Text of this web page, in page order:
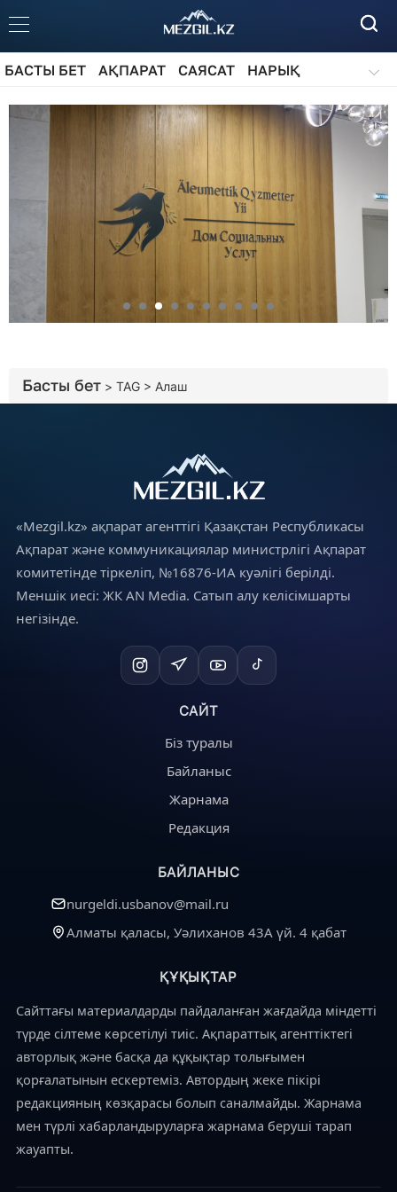
БАСТЫ БЕТ АҚПАРАТ САЯСАТ
НАРЫҚ
ҚОҒАМ
БІЛІМ АЙДАРЛАР
Басты бет > TAG > Алаш
«Mezgil.kz» ақпарат агенттігі Қазақстан Республикасы
Ақпарат және коммуникациялар министрлігі Ақпарат
комитетінде тіркеліп, №16876-ИА куәлігі берілді.
Меншік иесі: ЖК AN Media. Сатып алу келісімшарты
негізінде.
САЙТ
Біз туралы
Байланыс
Жарнама
Редакция
БАЙЛАНЫС
nurgeldi.usbanov@mail.ru
Алматы қаласы, Уәлиханов 43А үй. 4 қабат
ҚҰҚЫҚТАР
Сайттағы материалдарды пайдаланған жағдайда міндетті
түрде сілтеме көрсетілуі тиіс. Ақпараттық агенттіктегі
авторлық және басқа да құқықтар толығымен
қорғалатынын ескертеміз. Автордың жеке пікірі
редакцияның көзқарасы болып саналмайды. Жарнама
мен түрлі хабарландыруларға жарнама беруші тарап
жауапты.